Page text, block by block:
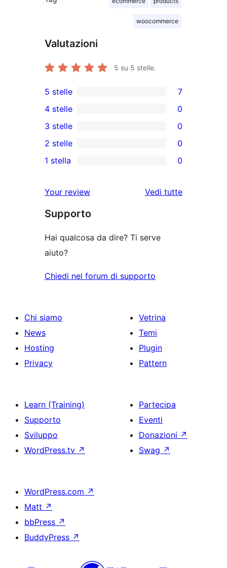
woocommerce
Valutazioni
5 su 5 stelle.
7
recensioni
a
5-
stelle
5 stelle 7
recensioni
a
4-
4 stelle 0
0
recensioni
a
stelle
3 stelle 0
recensioni
2-
stelle
2 stelle 0
a
1-
1 stella 0
Your review Vedi tuttele
Supporto
Hai qualcosa da dire? Ti serve
aiuto?
Chiedi nel forum di supporto
Chi siamo
News
Hosting
Privacy
Vetrina
Temi
Plugin
Pattern
Learn (Training)
Supporto
Sviluppo
WordPress.tv ↗
Partecipa
Eventi
Donazioni ↗
Swag ↗
WordPress.com ↗
Matt ↗
bbPress ↗
BuddyPress ↗